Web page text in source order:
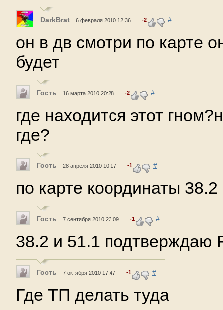
DarkBrat 6 февраля 2010 12:36 -2 #
он в дв смотри по карте
будет
Гость 16 марта 2010 20:28 -2 #
где находится этот
где?
Гость 28 апреля 2010 10:17 -1 #
по карте координаты 38.2
Гость 7 сентября 2010 23:09 -1 #
38.2 и 51.1 подтверждаю
Гость 7 октября 2010 17:47 -1 #
Где ТП делать туда